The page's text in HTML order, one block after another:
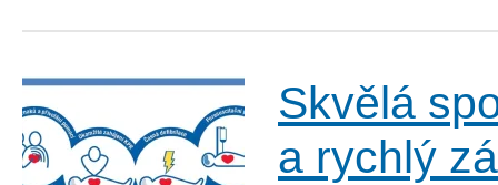
Skvělá
a rychlý